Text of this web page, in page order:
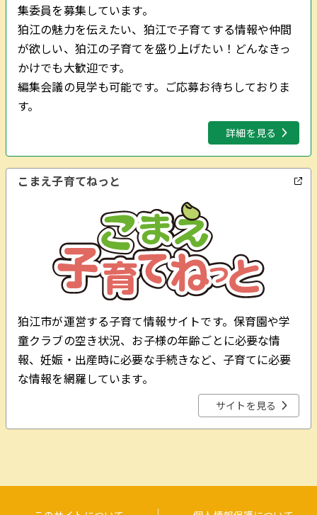
集委員を募集しています。
狛江の魅力を伝えたい、狛江で子育てする情報や仲間
が欲しい、狛江の子育てを盛り上げたい！どんなきっ
かけでも大歓迎です。
編集会議の見学も可能です。ご応募お待ちしておりま
す。
詳細を見る
こまえ子育てねっと
狛江市が運営する子育て情報サイトです。保育園や学
童クラブの空き状況、お子様の年齢ごとに必要な情
報、妊娠・出産時に必要な手続きなど、子育てに必要
な情報を網羅しています。
サイトを見る